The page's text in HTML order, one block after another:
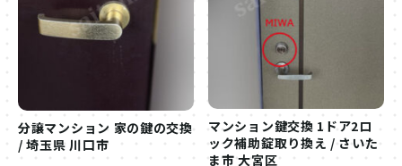
分譲マンション 家の鍵の交換
/ 埼玉県 川口市
マンション鍵交換 1ドア2ロ
ック補助錠取り換え / さいた
ま市 大宮区